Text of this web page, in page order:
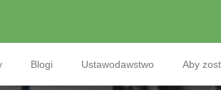
Blogi Ustawodawstwo Aby